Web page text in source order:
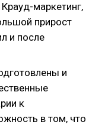
маркетинг,
прирост
и после
и
к
в том, что